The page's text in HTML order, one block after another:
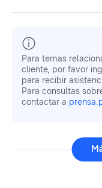
Para temas
cliente, por favor
para recibir
Para consultas
contactar a